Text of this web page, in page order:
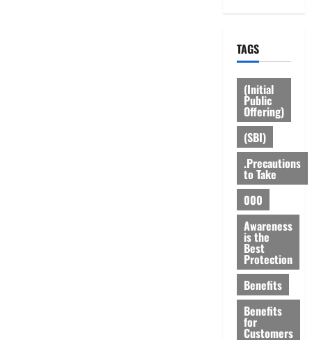
TAGS
(Initial
Public
Offering)
(SBI)
.Precautions
to Take
000
Awareness
is the
Best
Protection
Benefits
Benefits
for
Customers